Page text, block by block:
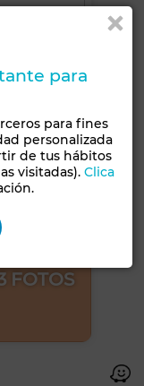
FOTOS
para
para fines
personalizada
de tus hábitos
visitadas). Clica